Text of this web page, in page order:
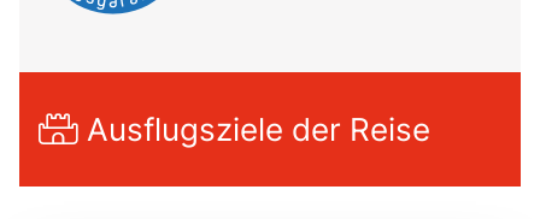
Ausflugsziele der Reise